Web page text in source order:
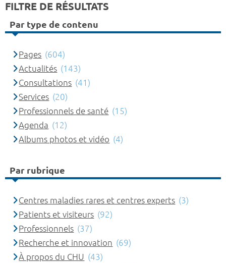
FILTRE DE RÉSULTATS
Par type de contenu
Pages (604)
Actualités (143)
Consultations (41)
Services (20)
Professionnels de santé (15)
Agenda (12)
Albums photos et vidéo (4)
Par rubrique
Centres maladies rares et centres experts (3)
Patients et visiteurs (92)
Professionnels (37)
Recherche et innovation (69)
À propos du CHU (43)